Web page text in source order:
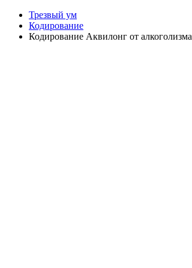
Трезвый ум
Кодирование
Кодирование Аквилонг от алкоголизма